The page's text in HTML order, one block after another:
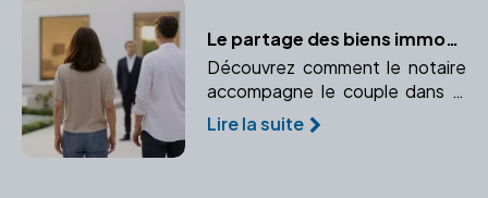
Le partage des biens immobiliers en cas de divorce : le rôle du notaire
Découvrez comment le notaire
accompagne le couple dans le
partage des biens communs,
notamment les biens
Lire la suite